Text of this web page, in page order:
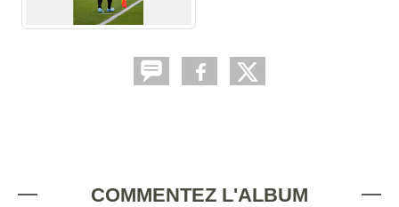
COMMENTEZ L'ALBUM